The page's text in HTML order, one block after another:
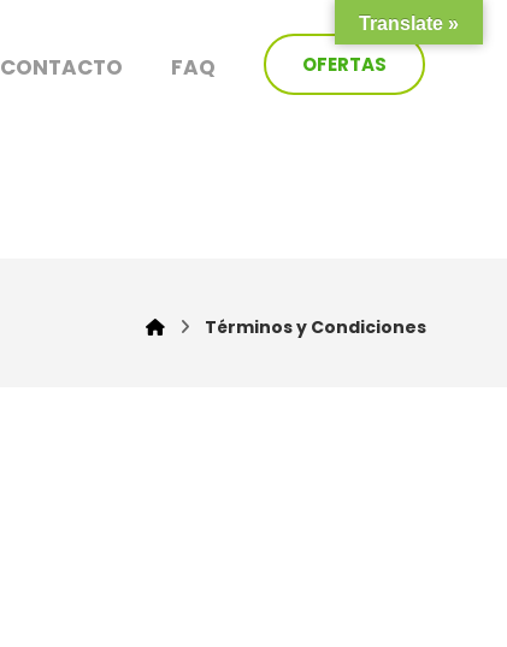
OFERTAS
CONTACTO FAQ
Términos y Condiciones
Translate »